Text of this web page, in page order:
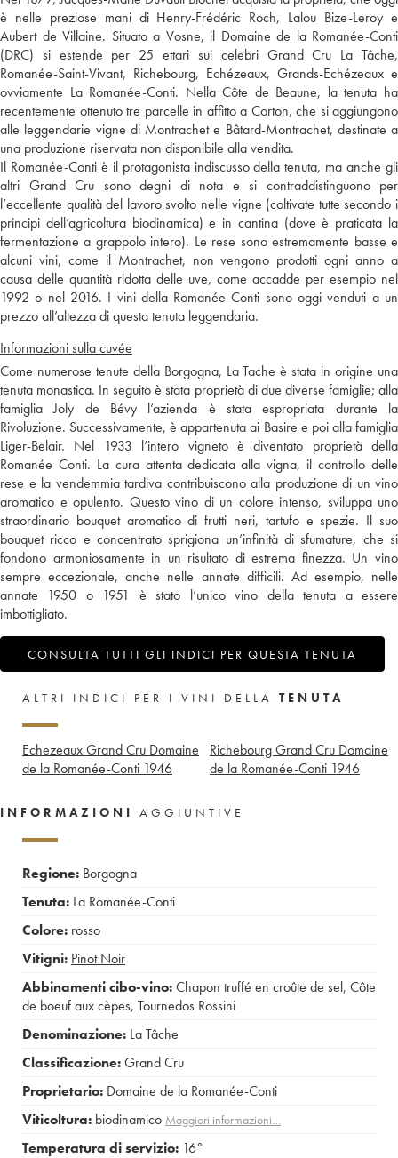
è nelle preziose mani di Henry-Frédéric Roch, Lalou Bize-Leroy e
Aubert de Villaine. Situato a Vosne, il Domaine de la Romanée-Conti
(DRC) si estende per 25 ettari sui celebri Grand Cru La Tâche,
Romanée-Saint-Vivant, Richebourg, Echézeaux, Grands-Echézeaux e
ovviamente La Romanée-Conti. Nella Côte de Beaune, la tenuta ha
recentemente ottenuto tre parcelle in affitto a Corton, che si aggiungono
alle leggendarie vigne di Montrachet e Bâtard-Montrachet, destinate a
una produzione riservata non disponibile alla vendita.
Il Romanée-Conti è il protagonista indiscusso della tenuta, ma anche gli
altri Grand Cru sono degni di nota e si contraddistinguono per
l’eccellente qualità del lavoro svolto nelle vigne (coltivate tutte secondo i
principi dell’agricoltura biodinamica) e in cantina (dove è praticata la
fermentazione a grappolo intero). Le rese sono estremamente basse e
alcuni vini, come il Montrachet, non vengono prodotti ogni anno a
causa delle quantità ridotta delle uve, come accadde per esempio nel
1992 o nel 2016. I vini della Romanée-Conti sono oggi venduti a un
prezzo all’altezza di questa tenuta leggendaria.
Informazioni sulla cuvée
Come numerose tenute della Borgogna, La Tache è stata in origine una
tenuta monastica. In seguito è stata proprietà di due diverse famiglie; alla
famiglia Joly de Bévy l’azienda è stata espropriata durante la
Rivoluzione. Successivamente, è appartenuta ai Basire e poi alla famiglia
Liger-Belair. Nel 1933 l’intero vigneto è diventato proprietà della
Romanée Conti. La cura attenta dedicata alla vigna, il controllo delle
rese e la vendemmia tardiva contribuiscono alla produzione di un vino
aromatico e opulento. Questo vino di un colore intenso, sviluppa uno
straordinario bouquet aromatico di frutti neri, tartufo e spezie. Il suo
bouquet ricco e concentrato sprigiona un’infinità di sfumature, che si
fondono armoniosamente in un risultato di estrema finezza. Un vino
sempre eccezionale, anche nelle annate difficili. Ad esempio, nelle
annate 1950 o 1951 è stato l’unico vino della tenuta a essere
imbottigliato.
CONSULTA TUTTI GLI INDICI PER QUESTA TENUTA
ALTRI INDICI PER I VINI DELLA TENUTA
Echezeaux Grand Cru Domaine
de la Romanée-Conti 1946
Richebourg Grand Cru Domaine
de la Romanée-Conti 1946
INFORMAZIONI AGGIUNTIVE
Regione: Borgogna
Tenuta: La Romanée-Conti
Colore: rosso
Vitigni: Pinot Noir
Abbinamenti cibo-vino:Chapon truffé en croûte de sel, Côte
de boeuf aux cèpes, Tournedos Rossini
Denominazione: La Tâche
Classificazione:Grand Cru
Proprietario: Domaine de la Romanée-Conti
Viticoltura: biodinamico Maggiori informazioni…
Temperatura di servizio: 16°